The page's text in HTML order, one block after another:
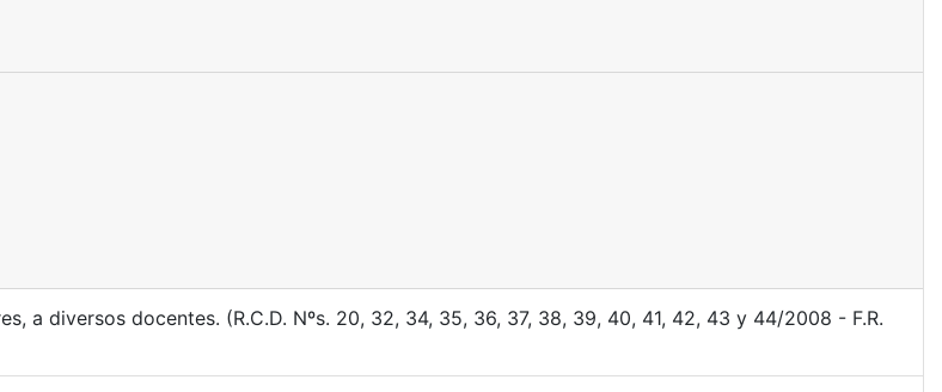
a diversos docentes. (R.C.D. Nºs. 20, 32, 34, 35, 36, 37, 38, 39, 40, 41, 42, 43 y 44/2008 - F.R.